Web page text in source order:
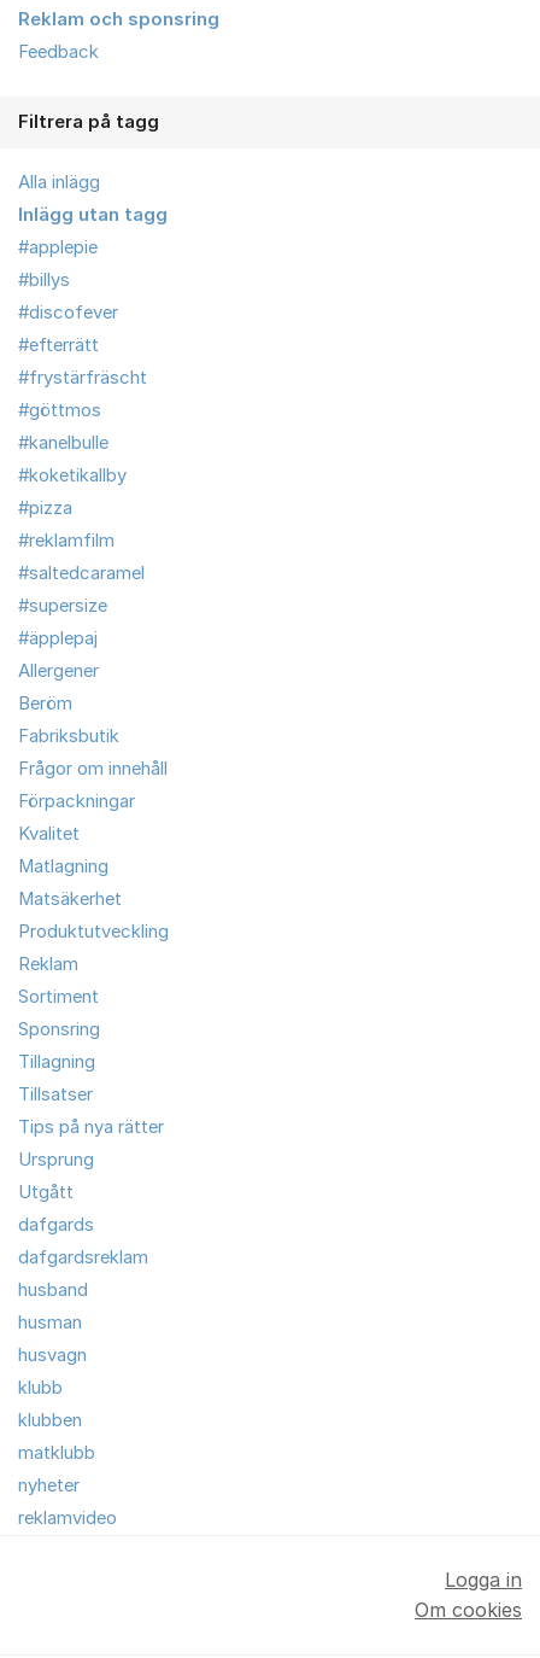
Reklam och sponsring
Feedback
Filtrera på tagg
Alla inlägg
Inlägg utan tagg
#applepie
#billys
#discofever
#efterrätt
#frystärfräscht
#göttmos
#kanelbulle
#koketikallby
#pizza
#reklamfilm
#saltedcaramel
#supersize
#äpplepaj
Allergener
Beröm
Fabriksbutik
Frågor om innehåll
Förpackningar
Kvalitet
Matlagning
Matsäkerhet
Produktutveckling
Reklam
Sortiment
Sponsring
Tillagning
Tillsatser
Tips på nya rätter
Ursprung
Utgått
dafgards
dafgardsreklam
husband
husman
husvagn
klubb
klubben
matklubb
nyheter
reklamvideo
Logga in
Om cookies